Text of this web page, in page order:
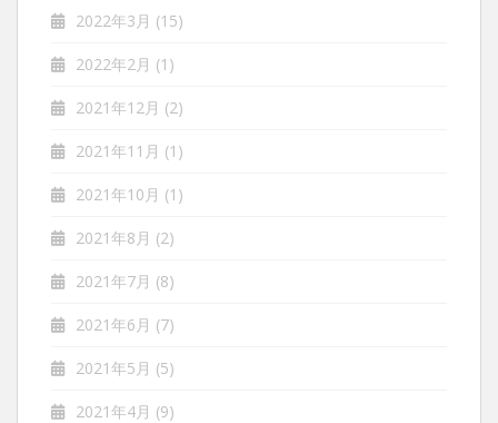
2022年3月 (15)
2022年2月 (1)
2021年12月 (2)
2021年11月 (1)
2021年10月 (1)
2021年8月 (2)
2021年7月 (8)
2021年6月 (7)
2021年5月 (5)
2021年4月 (9)